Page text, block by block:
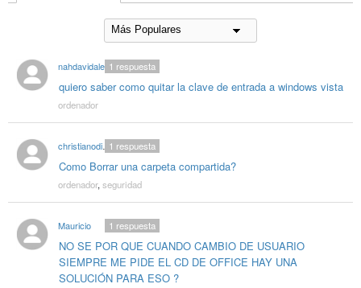
nahdavidalex
quiero saber como quitar la clave de entrada a windows vista
1 respuesta
ordenador
christianodiniz
Como Borrar una carpeta compartida?
1 respuesta
ordenador, seguridad
Mauricio
NO SE POR QUE CUANDO CAMBIO DE USUARIO
SIEMPRE ME PIDE EL CD DE OFFICE HAY UNA
SOLUCIÓN PARA ESO ?
1 respuesta